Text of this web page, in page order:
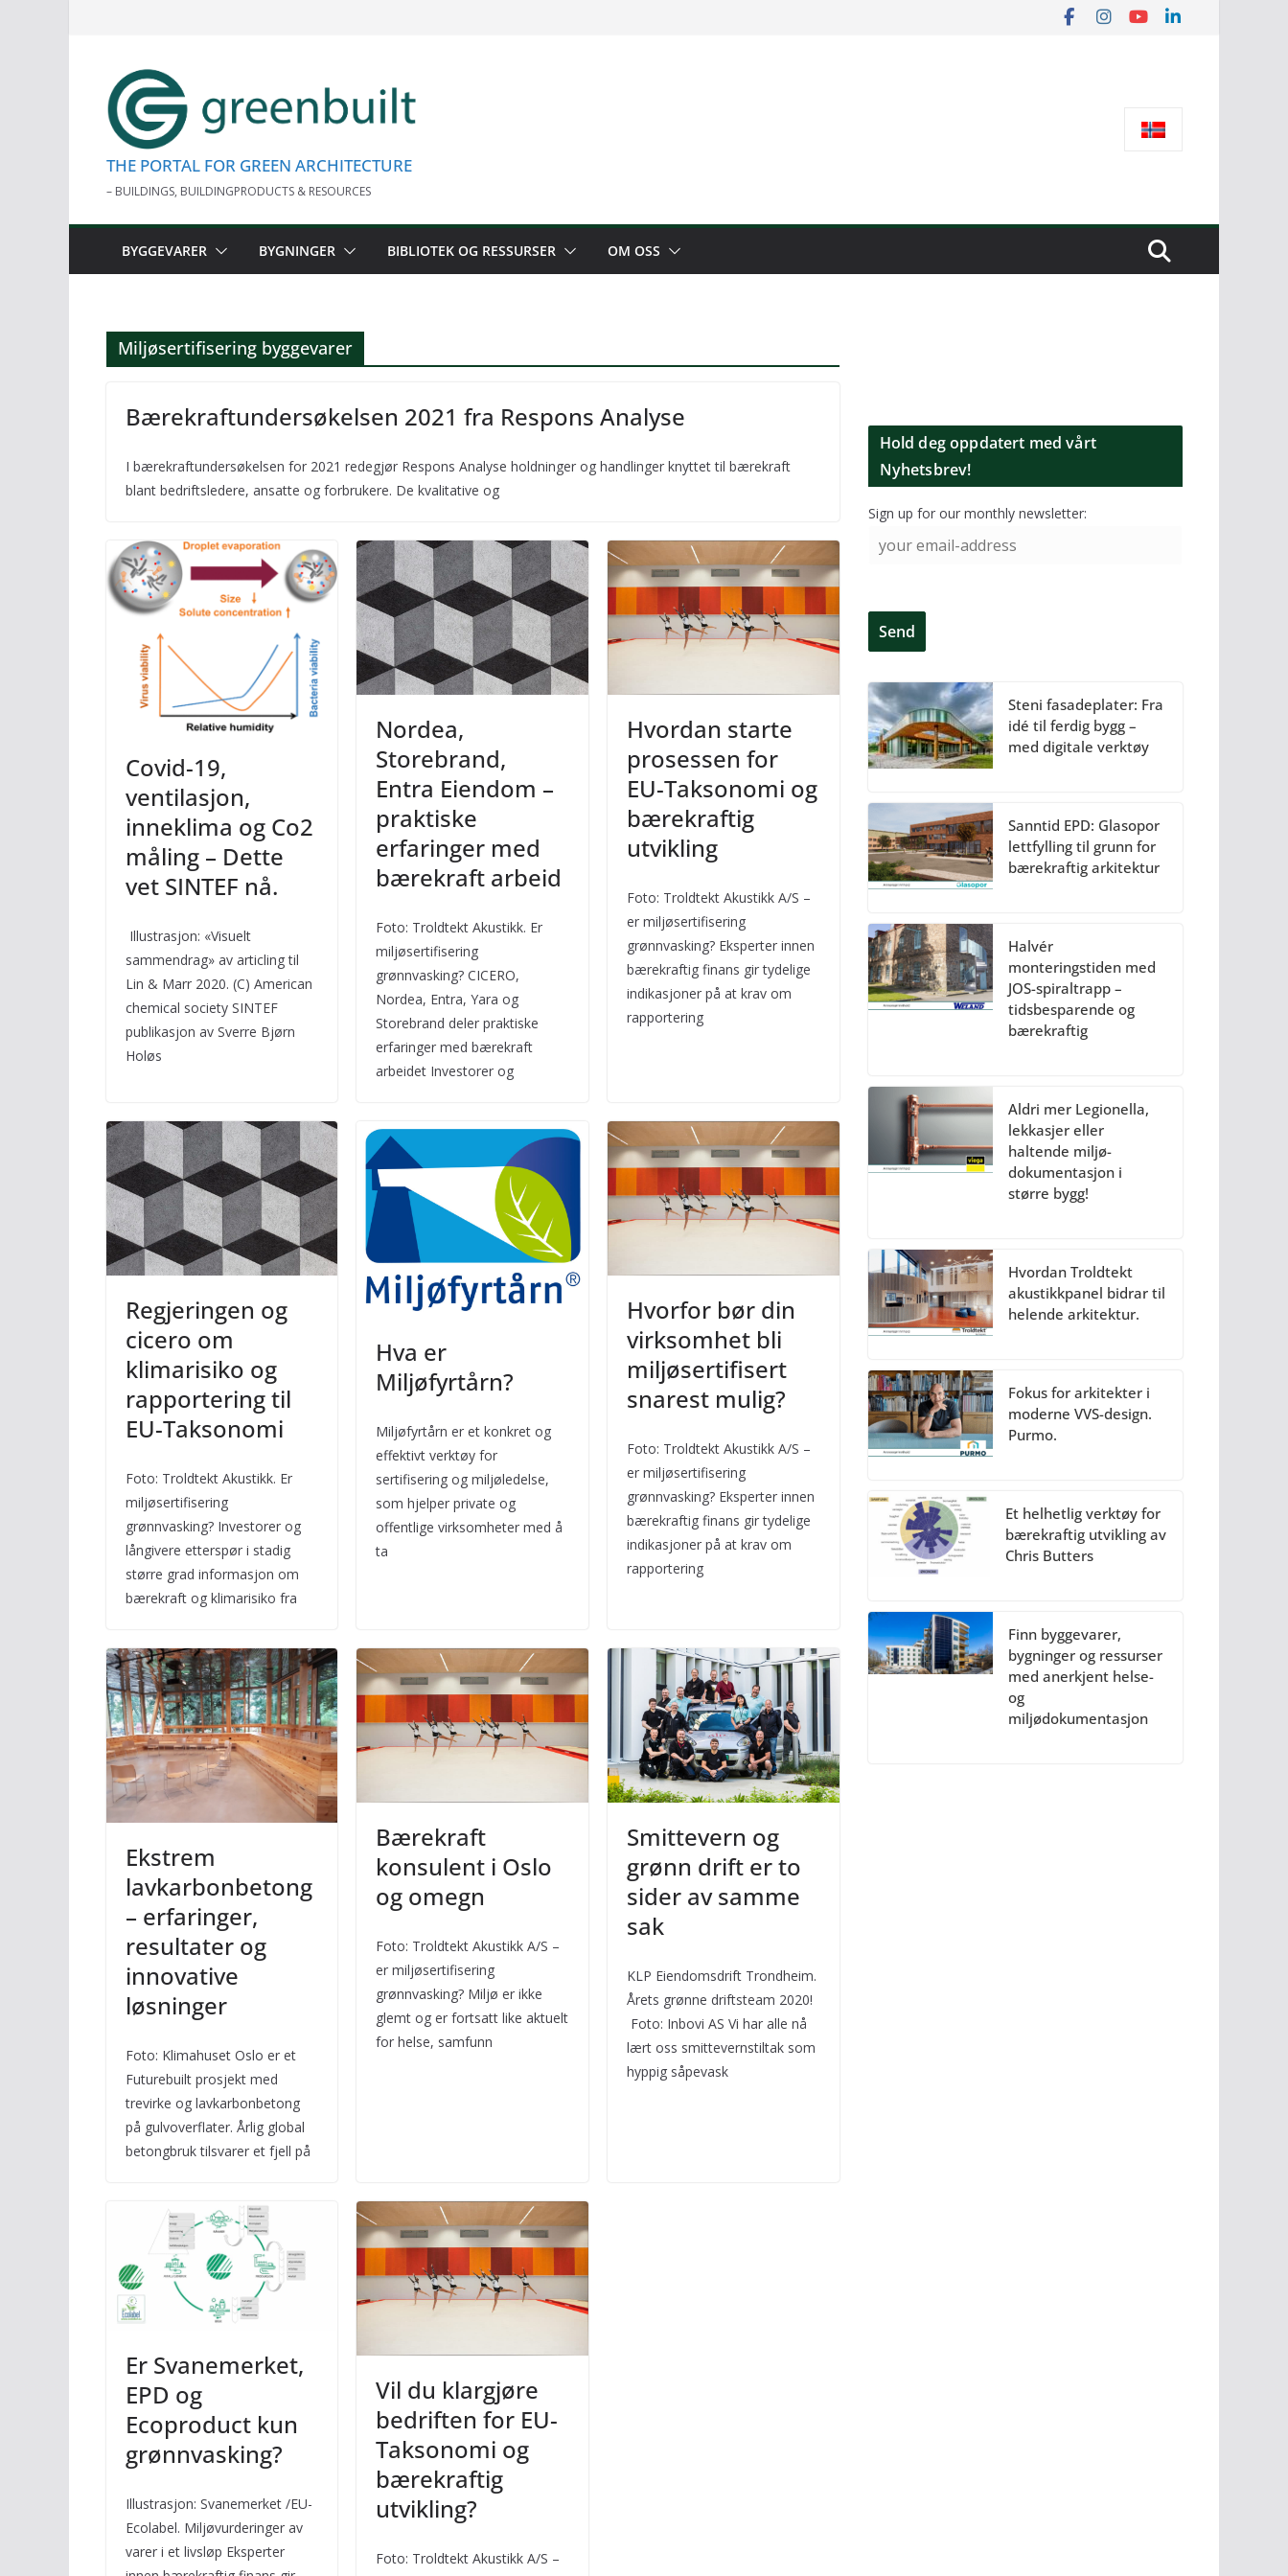
THE PORTAL FOR GREEN ARCHITECTURE
– BUILDINGS, BUILDINGPRODUCTS & RESOURCES
BYGGEVARER BYGNINGER BIBLIOTEK OG RESSURSER OM OSS
Miljøsertifisering byggevarer
Bærekraftundersøkelsen 2021 fra Respons Analyse
I bærekraftundersøkelsen for 2021 redegjør Respons Analyse holdninger og handlinger knyttet til bærekraft
blant bedriftsledere, ansatte og forbrukere. De kvalitative og
Covid-19,
ventilasjon,
inneklima og Co2
måling – Dette
vet SINTEF nå.
Illustrasjon: «Visuelt
sammendrag» av articling til
Lin & Marr 2020. (C) American
chemical society SINTEF
publikasjon av Sverre Bjørn
Holøs
Nordea,
Storebrand,
Entra Eiendom –
praktiske
erfaringer med
bærekraft arbeid
Foto: Troldtekt Akustikk. Er
miljøsertifisering
grønnvasking? CICERO,
Nordea, Entra, Yara og
Storebrand deler praktiske
erfaringer med bærekraft
arbeidet Investorer og
Hvordan starte
prosessen for
EU-Taksonomi og
bærekraftig
utvikling
Foto: Troldtekt Akustikk A/S –
er miljøsertifisering
grønnvasking? Eksperter innen
bærekraftig finans gir tydelige
indikasjoner på at krav om
rapportering
Regjeringen og
cicero om
klimarisiko og
rapportering til
EU-Taksonomi
Foto: Troldtekt Akustikk. Er
miljøsertifisering
grønnvasking? Investorer og
långivere etterspør i stadig
større grad informasjon om
bærekraft og klimarisiko fra
Hva er
Miljøfyrtårn?
Miljøfyrtårn er et konkret og
effektivt verktøy for
sertifisering og miljøledelse,
som hjelper private og
offentlige virksomheter med å
ta
Hvorfor bør din
virksomhet bli
miljøsertifisert
snarest mulig?
Foto: Troldtekt Akustikk A/S –
er miljøsertifisering
grønnvasking? Eksperter innen
bærekraftig finans gir tydelige
indikasjoner på at krav om
rapportering
Ekstrem
lavkarbonbetong
– erfaringer,
resultater og
innovative
løsninger
Foto: Klimahuset Oslo er et
Futurebuilt prosjekt med
trevirke og lavkarbonbetong
på gulvoverflater. Årlig global
betongbruk tilsvarer et fjell på
Bærekraft
konsulent i Oslo
og omegn
Foto: Troldtekt Akustikk A/S –
er miljøsertifisering
grønnvasking? Miljø er ikke
glemt og er fortsatt like aktuelt
for helse, samfunn
Smittevern og
grønn drift er to
sider av samme
sak
KLP Eiendomsdrift Trondheim.
Årets grønne driftsteam 2020!
Foto: Inbovi AS Vi har alle nå
lært oss smittevernstiltak som
hyppig såpevask
Er Svanemerket,
EPD og
Ecoproduct kun
grønnvasking?
Illustrasjon: Svanemerket /EU-
Ecolabel. Miljøvurderinger av
varer i et livsløp Eksperter
Vil du klargjøre
bedriften for EU-
Taksonomi og
bærekraftig
utvikling?
Foto: Troldtekt Akustikk A/S –
Hold deg oppdatert med vårt
Nyhetsbrev!
Sign up for our monthly newsletter:
Steni fasadeplater: Fra
idé til ferdig bygg –
med digitale verktøy
Sanntid EPD: Glasopor
lettfylling til grunn for
bærekraftig arkitektur
Halvér
monteringstiden med
JOS-spiraltrapp –
tidsbesparende og
bærekraftig
Aldri mer Legionella,
lekkasjer eller
haltende miljø-
dokumentasjon i
større bygg!
Hvordan Troldtekt
akustikkpanel bidrar til
helende arkitektur.
Fokus for arkitekter i
moderne VVS-design.
Purmo.
Et helhetlig verktøy for
bærekraftig utvikling av
Chris Butters
Finn byggevarer,
bygninger og ressurser
med anerkjent helse-
og
miljødokumentasjon